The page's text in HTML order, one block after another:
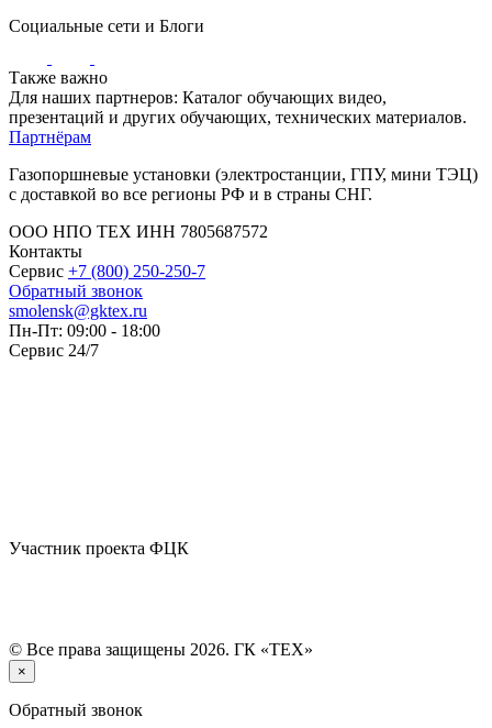
Социальные сети и Блоги
Также важно
Для наших партнеров: Каталог обучающих видео,
презентаций и других обучающих, технических материалов.
Партнёрам
Газопоршневые установки (электростанции, ГПУ, мини ТЭЦ)
с доставкой во все регионы РФ и в страны СНГ.
ООО НПО ТЕХ ИНН 7805687572
Контакты
Сервис +7 (800) 250-250-7
Обратный звонок
smolensk@gktex.ru
Пн-Пт: 09:00 - 18:00
Сервис 24/7
Участник проекта ФЦК
© Все права защищены 2026. ГК «ТЕХ»
×
Обратный звонок